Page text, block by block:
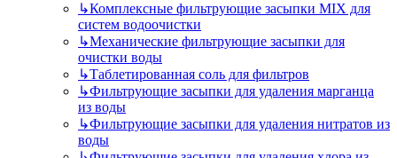
↳Комплексные фильтрующие засыпки MIX для
систем водоочистки
↳Механические фильтрующие засыпки для
очистки воды
↳Таблетированная соль для фильтров
↳Фильтрующие засыпки для удаления марганца
из воды
↳Фильтрующие засыпки для удаления нитратов из
воды